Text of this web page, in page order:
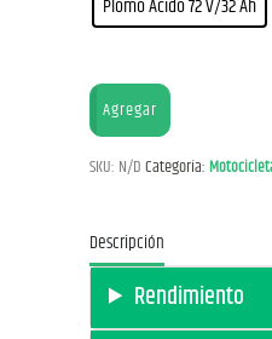
Plomo Ácido 72 V/32 Ah
Agregar
SKU: N/DCategoría:
Descripción
Rendimiento